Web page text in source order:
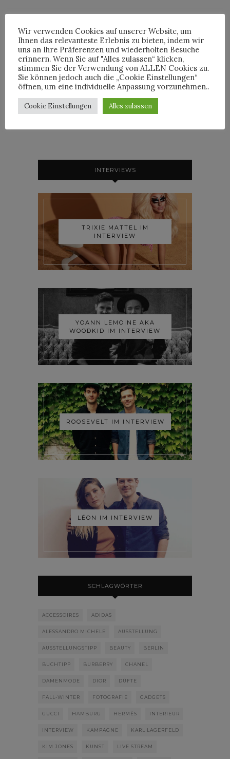
By HORST
HORST
INTERVIEWS
TRIXIE MATTEL IM
INTERVIEW
YOANN LEMOINE AKA
WOODKID IM INTERVIEW
ROOSEVELT IM INTERVIEW
LÉON IM INTERVIEW
SCHLAGWÖRTER
ACCESSOIRES ADIDAS
ALESSANDRO MICHELE AUSSTELLUNG
AUSSTELLUNGSTIPP BEAUTY BERLIN
BUCHTIPP BURBERRY CHANEL
DAMENMODE DIOR DÜFTE
FALL-WINTER FOTOGRAFIE GADGETS
GUCCI HAMBURG HERMÈS INTERIEUR
INTERVIEW KAMPAGNE KARL LAGERFELD
KIM JONES KUNST LIVE STREAM
Wir verwenden Cookies auf unserer Website, um
Ihnen das relevanteste Erlebnis zu bieten, indem wir
uns an Ihre Präferenzen und wiederholten Besuche
erinnern. Wenn Sie auf "Alles zulassen“ klicken,
stimmen Sie der Verwendung von ALLEN Cookies zu.
Sie können jedoch auch die „Cookie Einstellungen“
öffnen, um eine individuelle Anpassung vorzunehmen..
Cookie Einstellungen Alles zulassen